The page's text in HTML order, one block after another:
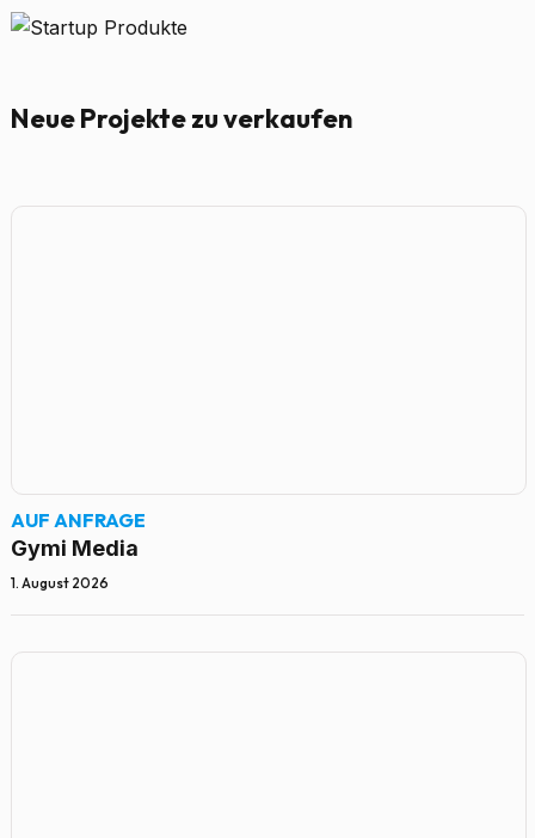
Neue Projekte zu verkaufen
AUF ANFRAGE
Gymi Media
1. August 2026